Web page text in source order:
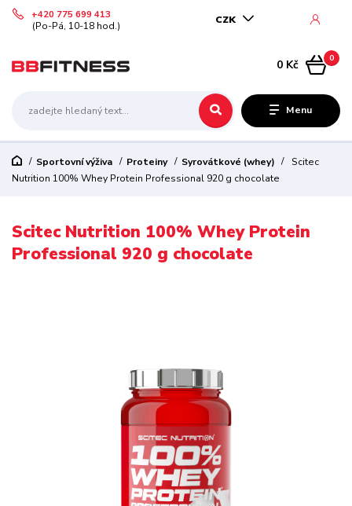
Menu
CZK
+420 775 699 413
(Po-Pá, 10-18 hod.)
0
0 Kč
Sportovní výživa Proteiny Syrovátkové (whey)
Scitec
Nutrition 100% Whey Protein Professional 920 g chocolate
Scitec Nutrition 100% Whey Protein
Professional 920 g chocolate